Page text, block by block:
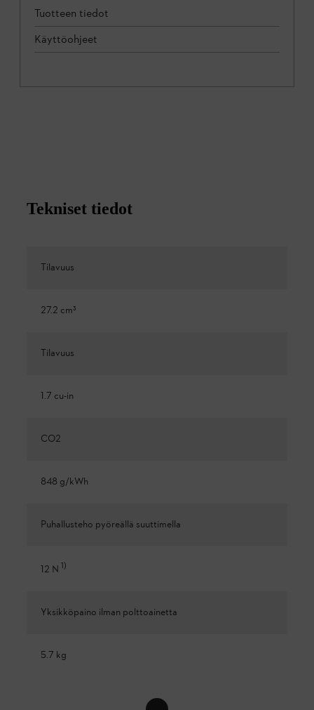
Tuotteen tiedot
Käyttöohjeet
Tekniset tiedot
Tilavuus
27.2 cm³
Tilavuus
1.7 cu-in
CO2
848 g/kWh
Puhallusteho pyöreällä suuttimella
12 N 1)
Yksikköpaino ilman polttoainetta
5.7 kg